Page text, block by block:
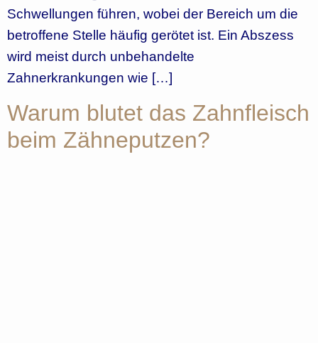
Schwellungen führen, wobei der Bereich um die
betroffene Stelle häufig gerötet ist. Ein Abszess
wird meist durch unbehandelte
Zahnerkrankungen wie […]
Warum blutet das Zahnfleisch
beim Zähneputzen?